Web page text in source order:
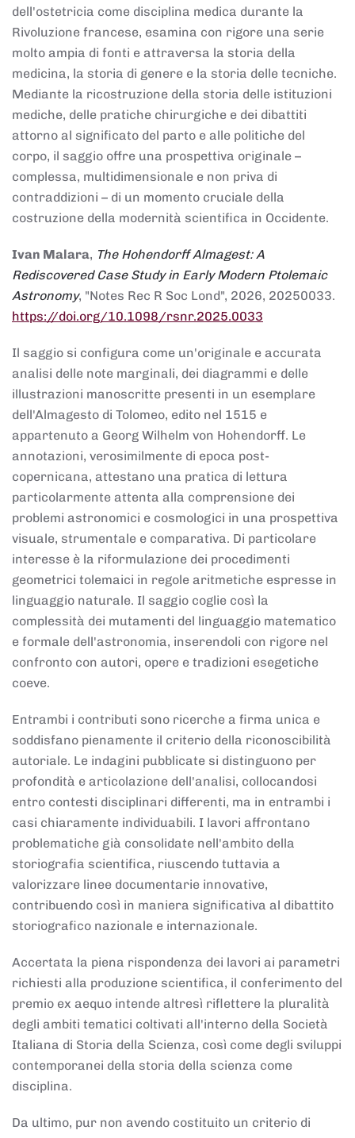
dell'ostetricia come disciplina medica durante la
Rivoluzione francese, esamina con rigore una serie
molto ampia di fonti e attraversa la storia della
medicina, la storia di genere e la storia delle tecniche.
Mediante la ricostruzione della storia delle istituzioni
mediche, delle pratiche chirurgiche e dei dibattiti
attorno al significato del parto e alle politiche del
corpo, il saggio offre una prospettiva originale –
complessa, multidimensionale e non priva di
contraddizioni – di un momento cruciale della
costruzione della modernità scientifica in Occidente.
Ivan Malara, The Hohendorff Almagest: A
Rediscovered Case Study in Early Modern Ptolemaic
Astronomy, "Notes Rec R Soc Lond", 2026, 20250033.
https://doi.org/10.1098/rsnr.2025.0033
Il saggio si configura come un'originale e accurata
analisi delle note marginali, dei diagrammi e delle
illustrazioni manoscritte presenti in un esemplare
dell'Almagesto di Tolomeo, edito nel 1515 e
appartenuto a Georg Wilhelm von Hohendorff. Le
annotazioni, verosimilmente di epoca post-
copernicana, attestano una pratica di lettura
particolarmente attenta alla comprensione dei
problemi astronomici e cosmologici in una prospettiva
visuale, strumentale e comparativa. Di particolare
interesse è la riformulazione dei procedimenti
geometrici tolemaici in regole aritmetiche espresse in
linguaggio naturale. Il saggio coglie così la
complessità dei mutamenti del linguaggio matematico
e formale dell'astronomia, inserendoli con rigore nel
confronto con autori, opere e tradizioni esegetiche
coeve.
Entrambi i contributi sono ricerche a firma unica e
soddisfano pienamente il criterio della riconoscibilità
autoriale. Le indagini pubblicate si distinguono per
profondità e articolazione dell'analisi, collocandosi
entro contesti disciplinari differenti, ma in entrambi i
casi chiaramente individuabili. I lavori affrontano
problematiche già consolidate nell'ambito della
storiografia scientifica, riuscendo tuttavia a
valorizzare linee documentarie innovative,
contribuendo così in maniera significativa al dibattito
storiografico nazionale e internazionale.
Accertata la piena rispondenza dei lavori ai parametri
richiesti alla produzione scientifica, il conferimento del
premio ex aequo intende altresì riflettere la pluralità
degli ambiti tematici coltivati all'interno della Società
Italiana di Storia della Scienza, così come degli sviluppi
contemporanei della storia della scienza come
disciplina.
Da ultimo, pur non avendo costituito un criterio di